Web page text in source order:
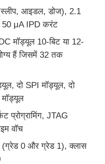
आइडल, डोज), 2.1
50 μA IPD करंट
मॉड्यूल 10-बिट या 12-
हैं जिसमें 32 तक
दो SPI मॉड्यूल, दो
मॉड्यूल
प्रोग्रामिंग, JTAG
वॉच
0 और ग्रेड 1), क्लास